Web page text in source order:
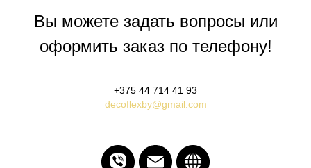
Вы можете задать вопросы или
оформить заказ по телефону!
+375 44 714 41 93
decoflexby@gmail.com